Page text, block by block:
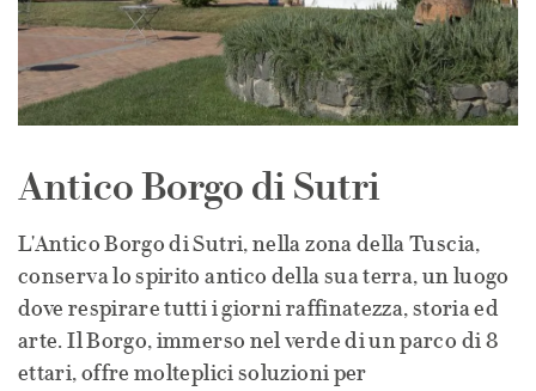
Antico Borgo di Sutri
L'Antico Borgo di Sutri, nella zona della Tuscia,
conserva lo spirito antico della sua terra, un luogo
dove respirare tutti i giorni raffinatezza, storia ed
arte. Il Borgo, immerso nel verde di un parco di 8
ettari, offre molteplici soluzioni per